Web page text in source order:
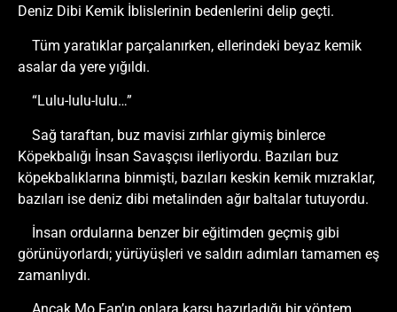
Deniz Dibi Kemik İblislerinin bedenlerini delip geçti.
Tüm yaratıklar parçalanırken, ellerindeki beyaz kemik
asalar da yere yığıldı.
“Lulu-lulu-lulu…”
Sağ taraftan, buz mavisi zırhlar giymiş binlerce
Köpekbalığı İnsan Savaşçısı ilerliyordu. Bazıları buz
köpekbalıklarına binmişti, bazıları keskin kemik mızraklar,
bazıları ise deniz dibi metalinden ağır baltalar tutuyordu.
İnsan ordularına benzer bir eğitimden geçmiş gibi
görünüyorlardı; yürüyüşleri ve saldırı adımları tamamen eş
zamanlıydı.